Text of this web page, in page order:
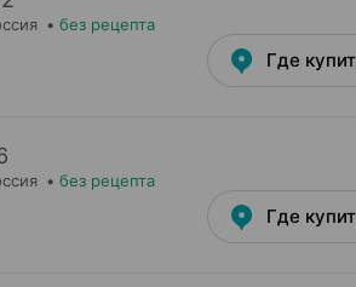
• без рецепта
Где
• без рецепта
Где